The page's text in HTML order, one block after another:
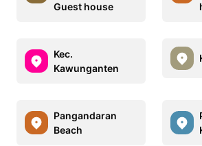
Guest house
Kec.
Kawunganten
Pangandaran
Beach